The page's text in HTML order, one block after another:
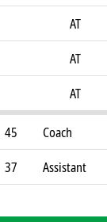
AT
AT
AT
45 Coach
37
Assistant